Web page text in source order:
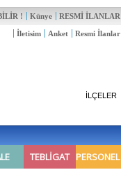
! Künye RESMİ İLANLAR
Resmi İlanlar
Anket
İletisim
İLÇELER